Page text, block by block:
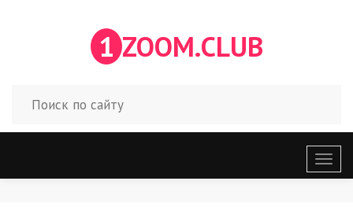
1 ZOOM.CLUB
меню